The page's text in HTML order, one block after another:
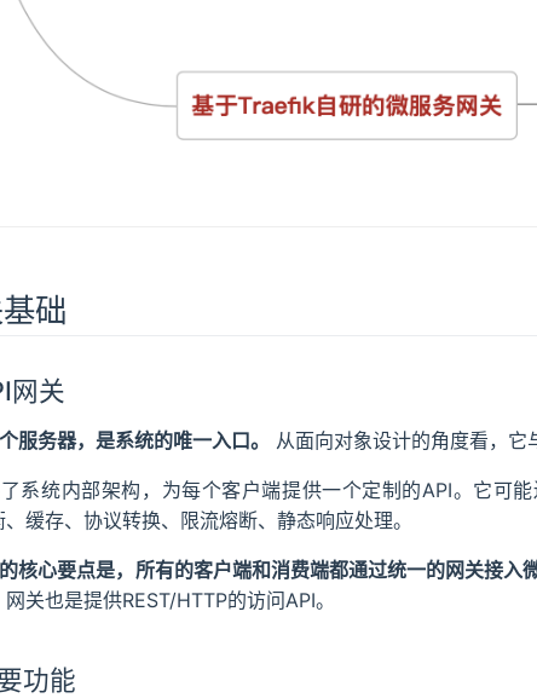
础
网关
服务器，是系统的唯一入口。 从面向对象设计的角度看，它
系统内部架构，为每个客户端提供一个定制的API。它可
缓存、协议转换、限流熔断、静态响应处理。
核心要点是，所有的客户端和消费端都通过统一的网关接入
关也是提供REST/HTTP的访问API。
功能